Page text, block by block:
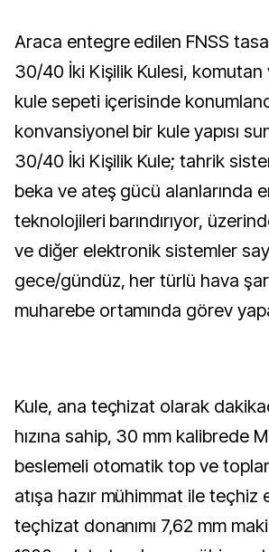
Araca entegre edilen FNSS
30/40 İki Kişilik Kulesi, komutan
kule sepeti içerisinde
konvansiyonel bir kule yapısı
30/40 İki Kişilik Kule; tahrik
beka ve ateş gücü alanlarında
teknolojileri barındırıyor,
ve diğer elektronik sistemler
gece/gündüz, her türlü hava
muharebe ortamında görev
Kule, ana teçhizat olarak
hızına sahip, 30 mm kalibrede
beslemeli otomatik top ve
atışa hazır mühimmat ile teçhiz
teçhizat donanımı 7,62 mm